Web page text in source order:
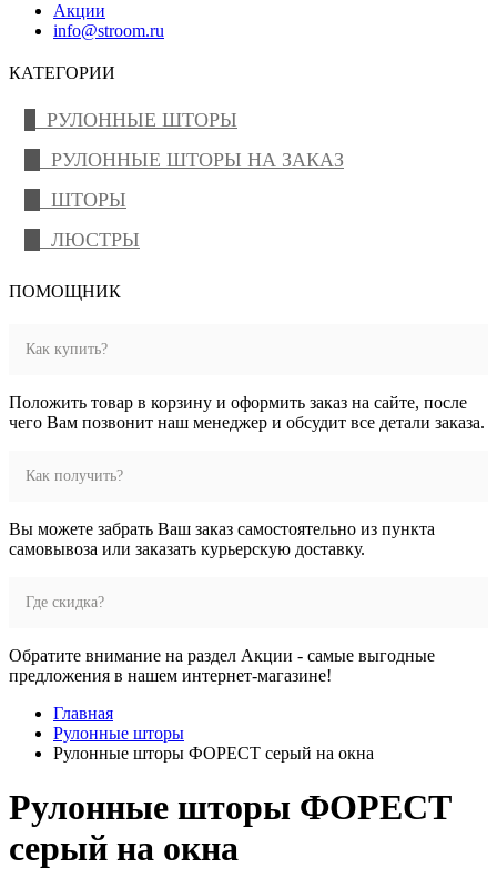
Акции
info@stroom.ru
КАТЕГОРИИ
РУЛОННЫЕ ШТОРЫ
РУЛОННЫЕ ШТОРЫ НА ЗАКАЗ
ШТОРЫ
ЛЮСТРЫ
ПОМОЩНИК
Как купить?
Положить товар в корзину и оформить заказ на сайте, после
чего Вам позвонит наш менеджер и обсудит все детали заказа.
Как получить?
Вы можете забрать Ваш заказ самостоятельно из пункта
самовывоза или заказать курьерскую доставку.
Где скидка?
Обратите внимание на раздел Акции - самые выгодные
предложения в нашем интернет-магазине!
Главная
Рулонные шторы
Рулонные шторы ФОРЕСТ серый на окна
Рулонные шторы ФОРЕСТ
серый на окна